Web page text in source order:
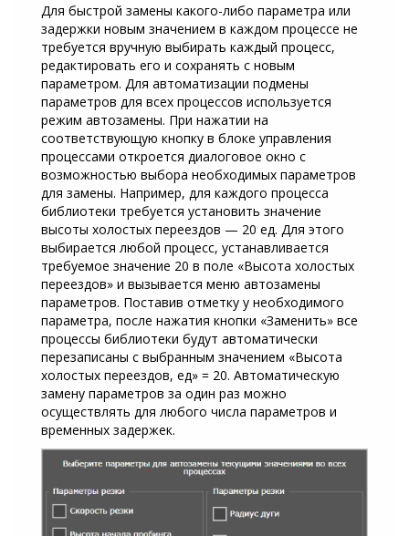
Для быстрой замены какого-либо параметра или
задержки новым значением в каждом процессе не
требуется вручную выбирать каждый процесс,
редактировать его и сохранять с новым
параметром. Для автоматизации подмены
параметров для всех процессов используется
режим автозамены. При нажатии на
соответствующую кнопку в блоке управления
процессами откроется диалоговое окно с
возможностью выбора необходимых параметров
для замены. Например, для каждого процесса
библиотеки требуется установить значение
высоты холостых переездов — 20 ед. Для этого
выбирается любой процесс, устанавливается
требуемое значение 20 в поле «Высота холостых
переездов» и вызывается меню автозамены
параметров. Поставив отметку у необходимого
параметра, после нажатия кнопки «Заменить» все
процессы библиотеки будут автоматически
перезаписаны с выбранным значением «Высота
холостых переездов, ед» = 20. Автоматическую
замену параметров за один раз можно
осуществлять для любого числа параметров и
временных задержек.